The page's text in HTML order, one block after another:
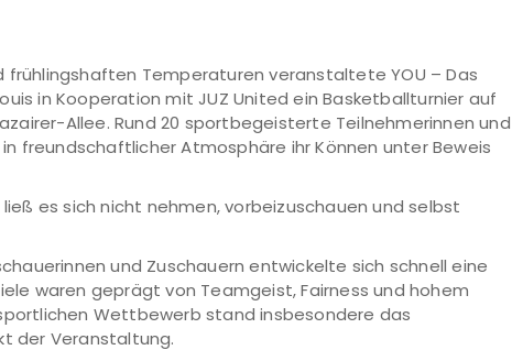
frühlingshaften Temperaturen veranstaltete YOU – Das
in Kooperation mit JUZ United ein Basketballturnier auf
Allee. Rund 20 sportbegeisterte Teilnehmerinnen und
freundschaftlicher Atmosphäre ihr Können unter Beweis
es sich nicht nehmen, vorbeizuschauen und selbst
und Zuschauern entwickelte sich schnell eine
waren geprägt von Teamgeist, Fairness und hohem
Wettbewerb stand insbesondere das
der Veranstaltung.